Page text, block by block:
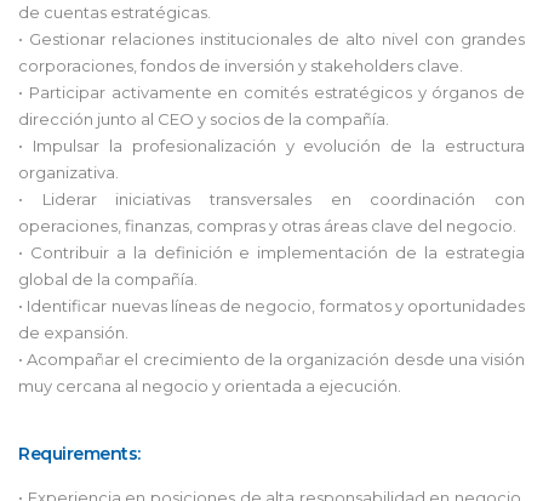
de cuentas estratégicas.
• Gestionar relaciones institucionales de alto nivel con grandes
corporaciones, fondos de inversión y stakeholders clave.
• Participar activamente en comités estratégicos y órganos de
dirección junto al CEO y socios de la compañía.
• Impulsar la profesionalización y evolución de la estructura
organizativa.
• Liderar iniciativas transversales en coordinación con
operaciones, finanzas, compras y otras áreas clave del negocio.
• Contribuir a la definición e implementación de la estrategia
global de la compañía.
• Identificar nuevas líneas de negocio, formatos y oportunidades
de expansión.
• Acompañar el crecimiento de la organización desde una visión
muy cercana al negocio y orientada a ejecución.
Requirements:
• Experiencia en posiciones de alta responsabilidad en negocio,